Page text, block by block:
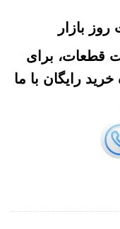
بازار
قطعات، برای
رایگان با ما